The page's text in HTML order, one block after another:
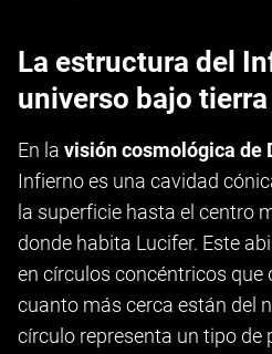
La estructura del
universo bajo tierra
En la visión cosmológica de
Infierno es una cavidad
la superficie hasta el centro
donde habita Lucifer. Este
en círculos concéntricos que
cuanto más cerca están del
círculo representa un tipo de